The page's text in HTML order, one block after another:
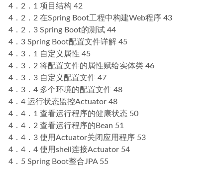
4．2．1 项目结构 42
4．2．2 在Spring Boot工程中构建Web程序 43
4．2．3 Spring Boot的测试 44
4．3 Spring Boot配置文件详解 45
4．3．1 自定义属性 45
4．3．2 将配置文件的属性赋给实体类 46
4．3．3 自定义配置文件 47
4．3．4 多个环境的配置文件 48
4．4 运行状态监控Actuator 48
4．4．1 查看运行程序的健康状态 50
4．4．2 查看运行程序的Bean 51
4．4．3 使用Actuator关闭应用程序 53
4．4．4 使用shell连接Actuator 54
4．5 Spring Boot整合JPA 55